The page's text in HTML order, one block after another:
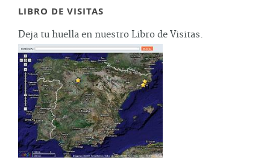
LIBRO DE VISITAS
Deja tu huella en nuestro Libro de Visitas.